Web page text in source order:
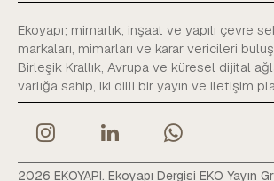
Ekoyapı; mimarlık, inşaat ve yapılı çevre
markaları, mimarları ve karar vericileri
Birleşik Krallık, Avrupa ve küresel dijital
varlığa sahip, iki dilli bir yayın ve iletişim
2026 EKOYAPI. Ekoyapı Dergisi EKO Yayın